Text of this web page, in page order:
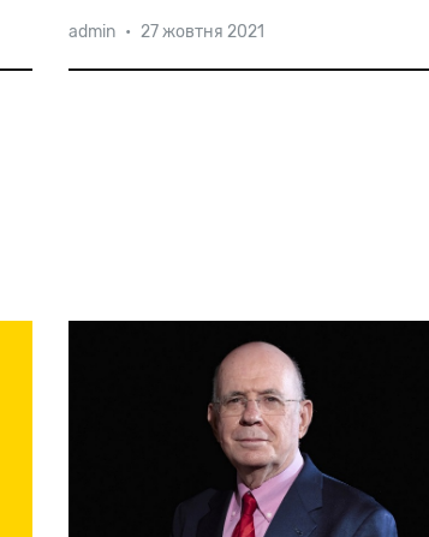
Одні угорські євреї восени 1956 року
ностальгували за першим секретарем
admin • 27 жовтня 2021